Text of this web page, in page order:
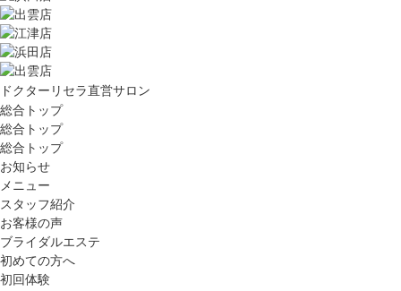
ドクターリセラ直営サロン
総合トップ
総合トップ
総合トップ
お知らせ
メニュー
スタッフ紹介
お客様の声
ブライダルエステ
初めての方へ
初回体験